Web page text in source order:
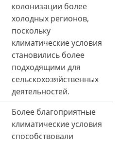
колонизации более
холодных регионов,
поскольку
климатические условия
становились более
подходящими для
сельскохозяйственных
деятельностей.
Более благоприятные
климатические условия
способствовали